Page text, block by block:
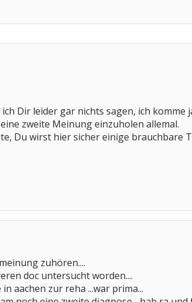
Dir leider gar nichts sagen, ich
zweite Meinung einzuholen allemal.
Du wirst hier sicher einige brauchbare
zuhören....
doc untersucht worden....
aachen zur reha ...war prima...